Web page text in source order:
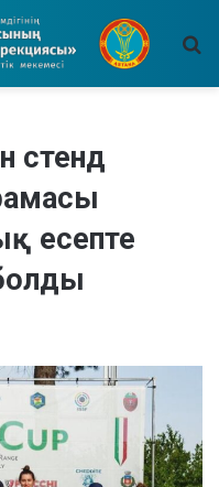
стенд
есепте